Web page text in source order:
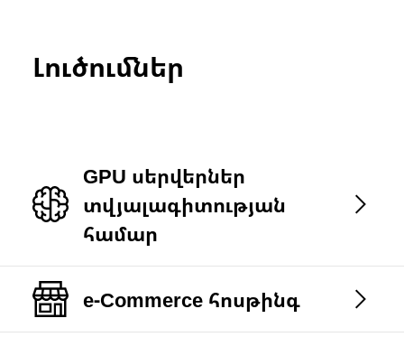
Լուծումներ
GPU սերվերներ
տվյալագիտության
համար
e-Commerce հոսթինգ